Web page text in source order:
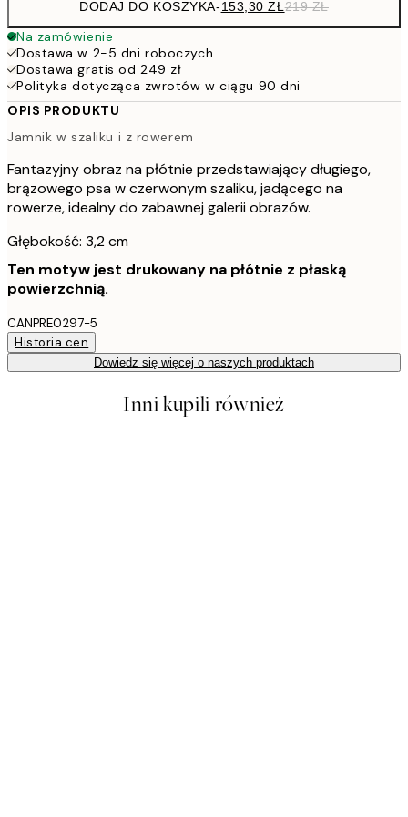
DODAJ DO KOSZYKA-153,30 ZŁ219 ZŁ
Na zamówienie
Dostawa w 2-5 dni roboczych
Dostawa gratis od 249 zł
Polityka dotycząca zwrotów w ciągu 90 dni
OPIS PRODUKTU
Jamnik w szaliku i z rowerem
Fantazyjny obraz na płótnie przedstawiający długiego,
brązowego psa w czerwonym szaliku, jadącego na
rowerze, idealny do zabawnej galerii obrazów.
Głębokość: 3,2 cm
Ten motyw jest drukowany na płótnie z płaską
powierzchnią.
CANPRE0297-5
Historia cen
Dowiedz się więcej o naszych produktach
Inni kupili również